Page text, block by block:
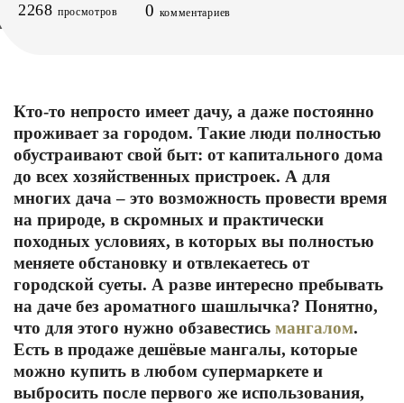
2268 просмотров 0 комментариев
Кто-то непросто имеет дачу, а даже постоянно
проживает за городом. Такие люди полностью
обустраивают свой быт: от капитального дома
до всех хозяйственных пристроек. А для
многих дача – это возможность провести время
на природе, в скромных и практически
походных условиях, в которых вы полностью
меняете обстановку и отвлекаетесь от
городской суеты. А разве интересно пребывать
на даче без ароматного шашлычка? Понятно,
что для этого нужно обзавестись мангалом.
Есть в продаже дешёвые мангалы, которые
можно купить в любом супермаркете и
выбросить после первого же использования,